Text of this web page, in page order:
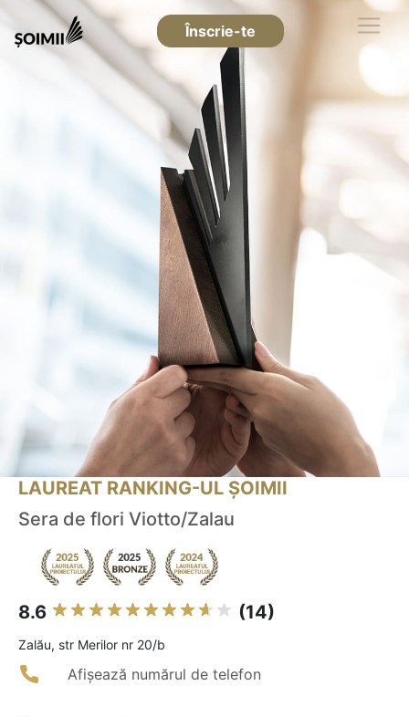
Înscrie-te
LAUREAT RANKING-UL ȘOIMII
Sera de flori Viotto/Zalau
8.6 (14)
Zalău, str Merilor nr 20/b
Afișează numărul de telefon